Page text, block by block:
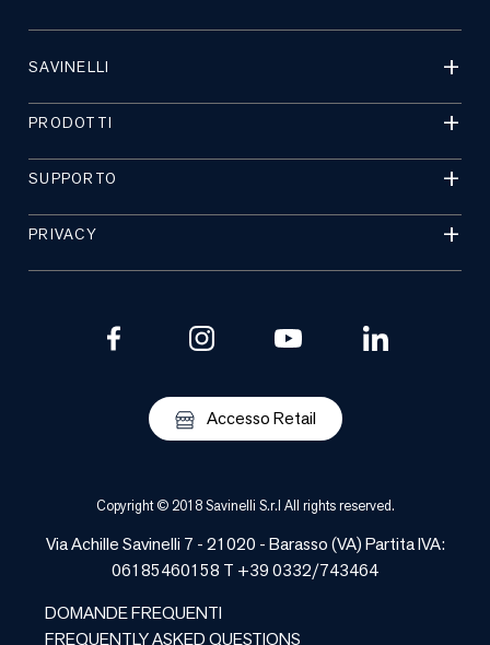
SAVINELLI
PRODOTTI
SUPPORTO
PRIVACY
Accesso Retail
Copyright © 2018 Savinelli S.r.l All rights reserved.
Via Achille Savinelli 7 - 21020 -Barasso(VA) Partita IVA:
06185460158 T +39 0332/743464
DOMANDE FREQUENTI
FREQUENTLY ASKED QUESTIONS